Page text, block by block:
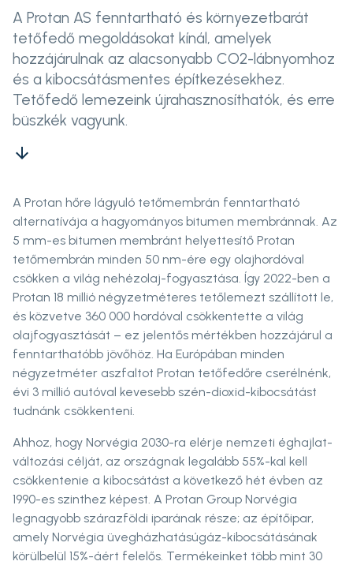
A Protan AS fenntartható és környezetbarát
tetőfedő megoldásokat kínál, amelyek
hozzájárulnak az alacsonyabb CO2-lábnyomhoz
és a kibocsátásmentes építkezésekhez.
Tetőfedő lemezeink újrahasznosíthatók, és erre
büszkék vagyunk.
arrow_downward
A Protan hőre lágyuló tetőmembrán fenntartható
alternatívája a hagyományos bitumen membránnak. Az
5 mm-es bitumen membránt helyettesítő Protan
tetőmembrán minden 50 nm-ére egy olajhordóval
csökken a világ nehézolaj-fogyasztása. Így 2022-ben a
Protan 18 millió négyzetméteres tetőlemezt szállított le,
és közvetve 360 000 hordóval csökkentette a világ
olajfogyasztását – ez jelentős mértékben hozzájárul a
fenntarthatóbb jövőhöz. Ha Európában minden
négyzetméter aszfaltot Protan tetőfedőre cserélnénk,
évi 3 millió autóval kevesebb szén-dioxid-kibocsátást
tudnánk csökkenteni.
Ahhoz, hogy Norvégia 2030-ra elérje nemzeti éghajlat-
változási célját, az országnak legalább 55%-kal kell
csökkentenie a kibocsátást a következő hét évben az
1990-es szinthez képest. A Protan Group Norvégia
legnagyobb szárazföldi iparának része; az építőipar,
amely Norvégia üvegházhatásúgáz-kibocsátásának
körülbelül 15%-áért felelős. Termékeinket több mint 30